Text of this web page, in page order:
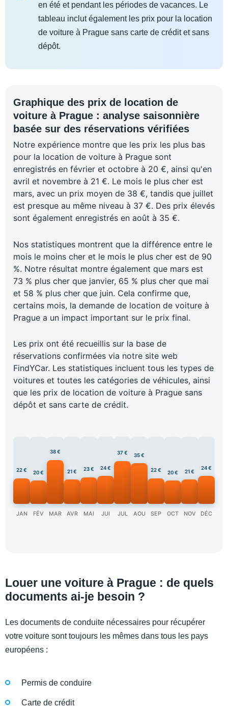
en été et pendant les périodes de vacances. Le
tableau inclut également les prix pour la location
de voiture à Prague sans carte de crédit et sans
dépôt.
Graphique des prix de location de
voiture à Prague : analyse saisonnière
basée sur des réservations vérifiées
Notre expérience montre que les prix les plus bas
pour la location de voiture à Prague sont
enregistrés en février et octobre à 20 €, ainsi qu'en
avril et novembre à 21 €. Le mois le plus cher est
mars, avec un prix moyen de 38 €, tandis que juillet
est presque au même niveau à 37 €. Des prix élevés
sont également enregistrés en août à 35 €.
Nos statistiques montrent que la différence entre le
mois le moins cher et le mois le plus cher est de 90
%. Notre résultat montre également que mars est
73 % plus cher que janvier, 65 % plus cher que mai
et 58 % plus cher que juin. Cela confirme que,
certains mois, la demande de location de voiture à
Prague a un impact important sur le prix final.
Les prix ont été recueillis sur la base de
réservations confirmées via notre site web
FindYCar. Les statistiques incluent tous les types de
voitures et toutes les catégories de véhicules, ainsi
que les prix de location de voiture à Prague sans
dépôt et sans carte de crédit.
22 €
JAN
20 €
FÉV
38 €
MAR
21 €
AVR
23 €
MAI
24 €
JUI
37 €
JUL
35 €
AOU
22 €
SEP
20 €
OCT
21 €
NOV
24 €
DÉC
Louer une voiture à Prague : de quels
documents ai-je besoin ?
Les documents de conduite nécessaires pour récupérer
votre voiture sont toujours les mêmes dans tous les pays
européens :
Permis de conduire
Carte de crédit